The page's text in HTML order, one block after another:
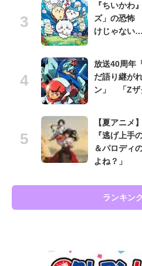
『ちいかわ
ズ」の恐怖
けじゃない
放送40周年
だ語り継が
ン」 「Zザ
【夏アニメ
『逃げ上手
＆パロディ
よね？」
ランキン